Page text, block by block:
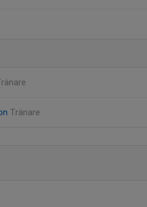
Tränare